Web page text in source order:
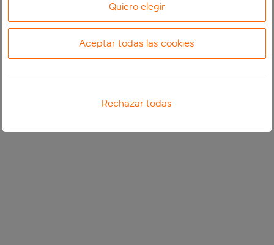
Quiero elegir
Aceptar todas las cookies
Rechazar todas